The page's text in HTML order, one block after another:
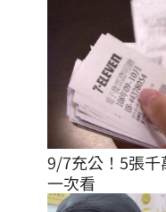
9/7充公！5張
一次看